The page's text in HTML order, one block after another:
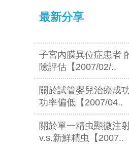
最新分享
子宮內膜異位症患者
險評估【2007/02/..
關於試管嬰兒治療成
功率偏低【2007/04..
關於單一精虫顯微注
v.s.新鮮精虫【2007..